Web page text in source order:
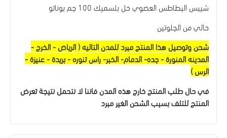
شيبس البطاطس العضوي خل بلسميك 100 جم بوناتو
خالي من الجلوتين
شحن وتوصيل هذا المنتج مبرد للمدن التاليه ( الرياض - الخرج -
المدينه المنورة - جده- الدمام- الخبر- راس تنوره - بريدة - عنيزة -
الرس )
في حال طلب المنتج خارج هذه المدن فاننا لا نتحمل نتيجة تعرض
المنتج للتلف بسبب الشحن الغير مبرد